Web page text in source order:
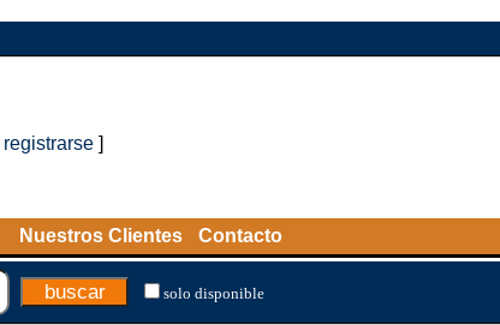
registrarse]
Nuestros Clientes Contacto
solo disponible